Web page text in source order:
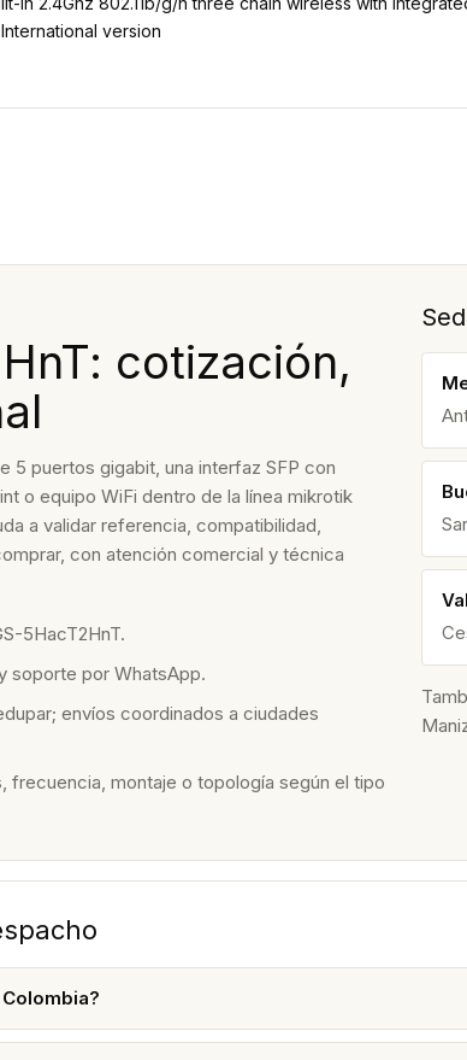
version
cotización,
5 puertos gigabit, una interfaz SFP con
o equipo WiFi dentro de la línea mikrotik
a validar referencia, compatibilidad,
con atención comercial y técnica
5HacT2HnT.
soporte por WhatsApp.
envíos coordinados a ciudades
frecuencia, montaje o topología según el tipo